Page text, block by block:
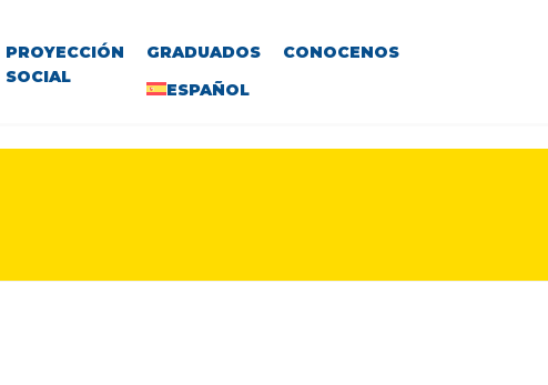
PROYECCIÓN
SOCIAL
GRADUADOS
CONOCENOS
ESPAÑOL